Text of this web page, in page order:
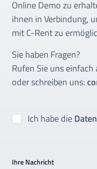
Online Demo zu
ihnen in Verbindung,
mit C-Rent zu
Sie haben Fragen?
Rufen Sie uns einfach
oder schreiben uns:
Ich habe die
Ihre Nachricht